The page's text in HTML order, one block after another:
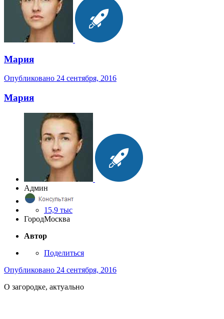
Мария
Опубликовано 24 сентября, 2016
Мария
Админ
15,9 тыс
ГородМосква
Автор
Поделиться
Опубликовано 24 сентября, 2016
О загородке, актуально